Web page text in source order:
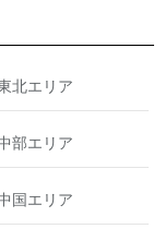
北エリア
部エリア
国エリア